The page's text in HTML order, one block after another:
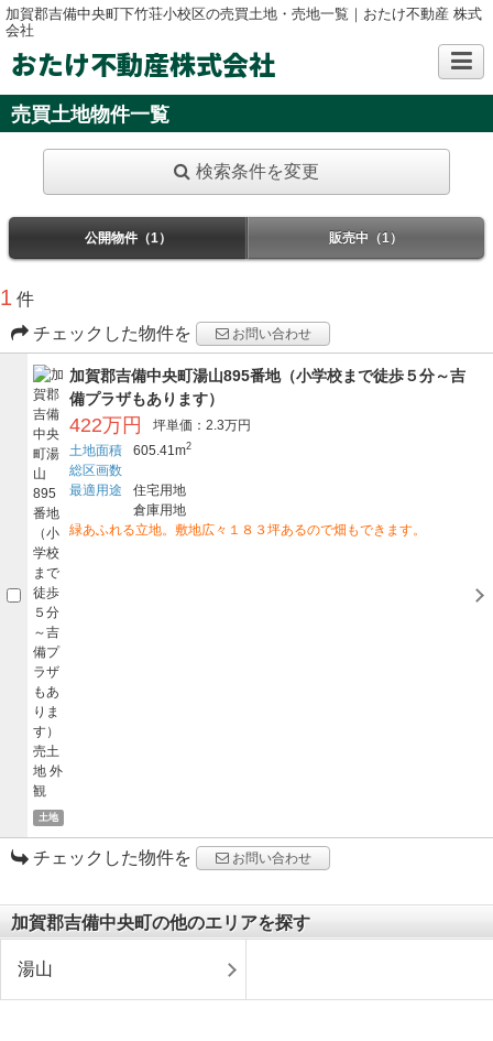
加賀郡吉備中央町下竹荘小校区の売買土地・売地一覧｜おたけ不動産 株式
会社
おたけ不動産株式会社
売買土地物件一覧
検索条件を変更
公開物件（1） 販売中（1）
1 件
チェックした物件を
お問い合わせ
土地
加賀郡吉備中央町湯山895番地（小学校まで徒歩５分～吉
備プラザもあります）
422万円
坪単価：2.3万円
土地面積
605.41m2
総区画数
最適用途
住宅用地
倉庫用地
緑あふれる立地。敷地広々１８３坪あるので畑もできます。
チェックした物件を お問い合わせ
加賀郡吉備中央町の他のエリアを探す
湯山